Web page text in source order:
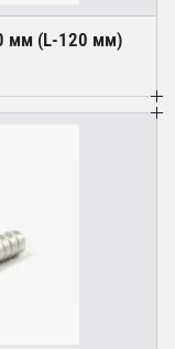
мм (L-120 мм)